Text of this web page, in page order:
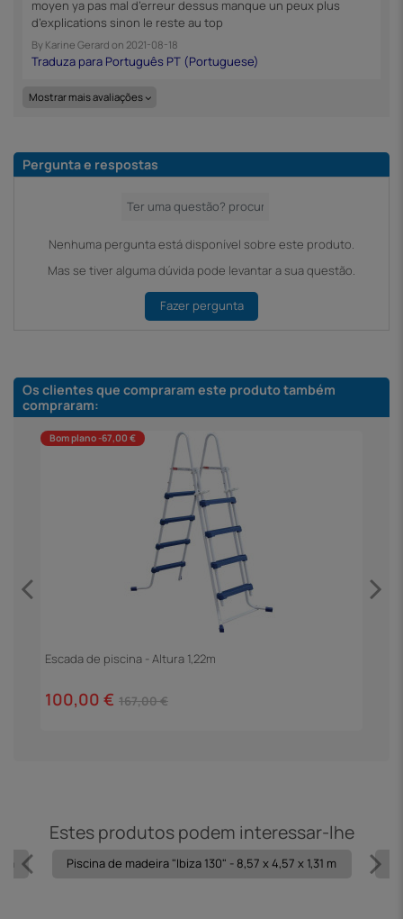
moyen ya pas mal d’erreur dessus manque un peux plus
d’explications sinon le reste au top
By Karine Gerard on 2021-08-18
Mostrar mais avaliações
Pergunta e respostas
Nenhuma pergunta está disponível sobre este produto.
Mas se tiver alguma dúvida pode levantar a sua questão.
Fazer pergunta
Os clientes que compraram este produto também
compraram:
Bom plano -67,00 €
Escada de piscina - Altura 1,22m
100,00 € 167,00 €
Estes produtos podem interessar-lhe
m Piscina de madeira "Ibiza 130" - 8,57 x 4,57 x 1,31 m